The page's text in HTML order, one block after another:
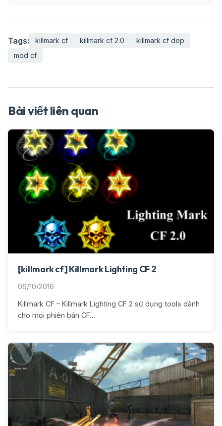
Tags: killmark cf killmark cf 2.0
killmark cf dep
mod cf
Bài viết liên quan
[killmark cf] Killmark Lighting CF 2
06/10/2016
Killmark CF – Killmark Lighting CF 2 sử dụng tools dành
cho mọi phiên bản CF…